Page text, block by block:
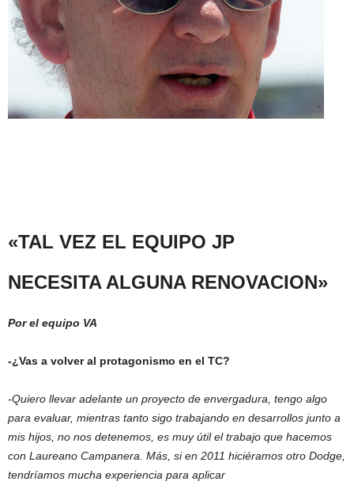
«TAL VEZ EL EQUIPO JP
NECESITA ALGUNA RENOVACION»
Por el equipo VA
-¿Vas a volver al protagonismo en el TC?
-Quiero llevar adelante un proyecto de envergadura, tengo algo
para evaluar, mientras tanto sigo trabajando en desarrollos junto a
mis hijos, no nos detenemos, es muy útil el trabajo que hacemos
con Laureano Campanera. Más, si en 2011 hiciéramos otro Dodge,
tendríamos mucha experiencia para aplicar